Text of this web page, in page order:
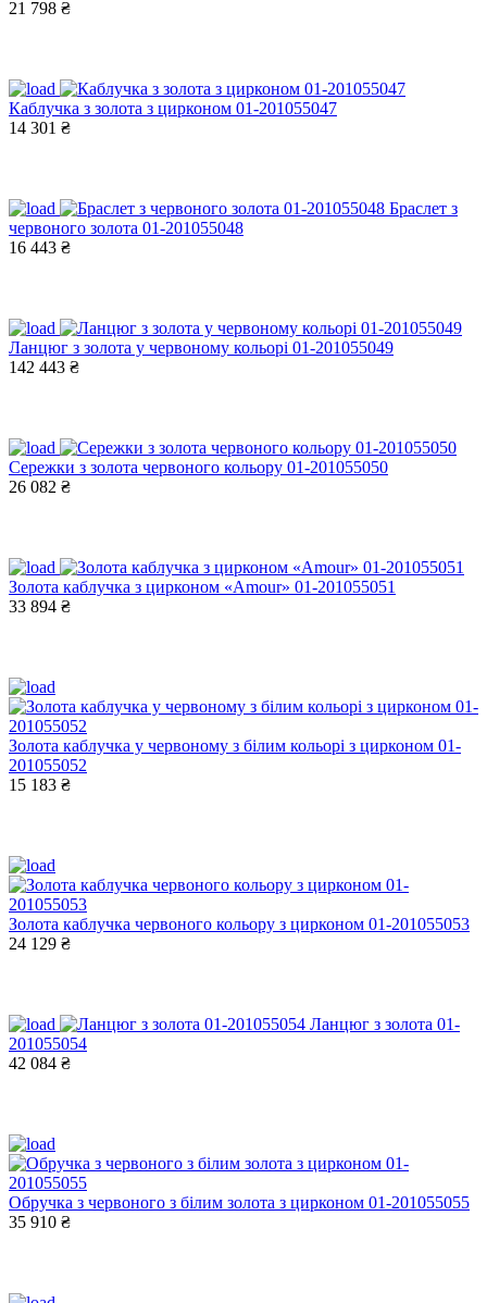
21 798 ₴
Каблучка з золота з цирконом 01-201055047
14 301 ₴
Браслет з
червоного золота 01-201055048
16 443 ₴
Ланцюг з золота у червоному кольорі 01-201055049
142 443 ₴
Сережки з золота червоного кольору 01-201055050
26 082 ₴
Золота каблучка з цирконом «Amour» 01-201055051
33 894 ₴
Золота каблучка у червоному з білим кольорі з цирконом 01-
201055052
15 183 ₴
Золота каблучка червоного кольору з цирконом 01-201055053
24 129 ₴
Ланцюг з золота 01-
201055054
42 084 ₴
Обручка з червоного з білим золота з цирконом 01-201055055
35 910 ₴